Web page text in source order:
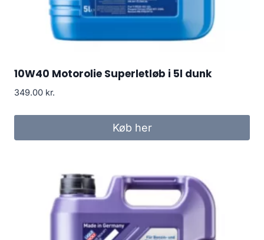
10W40 Motorolie Superletløb i 5l dunk
349.00 kr.
Køb her